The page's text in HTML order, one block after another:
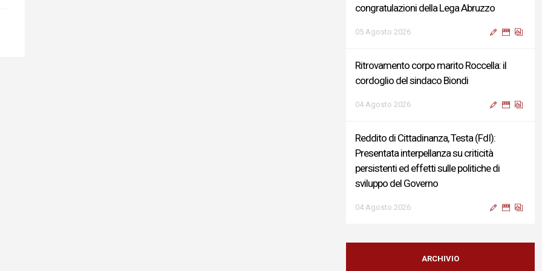
congratulazioni della Lega Abruzzo
05 Agosto 2026
Ritrovamento corpo marito Roccella: il
cordoglio del sindaco Biondi
04 Agosto 2026
Reddito di Cittadinanza, Testa (FdI):
Presentata interpellanza su criticità
persistenti ed effetti sulle politiche di
sviluppo del Governo
04 Agosto 2026
Sigismondi, Liris e Testa: “Profondo
cordoglio e vicinanza al Ministro Roccella e
ARCHIVIO